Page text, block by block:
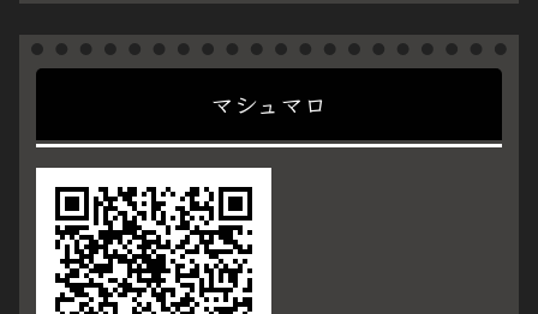
マシュマロ